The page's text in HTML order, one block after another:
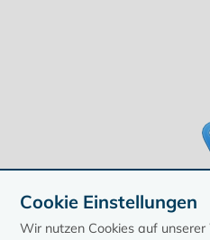
Cookie Einstellungen
Wir nutzen Cookies auf